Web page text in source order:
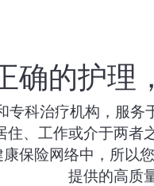
下）
来光临我
物确的护理
专科治疗机构，服
住、工作或介于两
保险网络中，所以
提供的高质